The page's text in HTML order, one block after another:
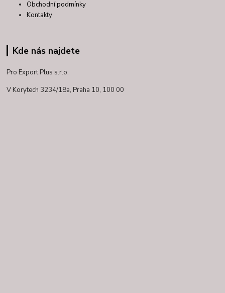
Obchodní podmínky
Kontakty
Kde nás najdete
Pro Export Plus s.r.o.
V Korytech 3234/18a, Praha 10, 100 00